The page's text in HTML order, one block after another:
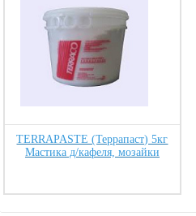
TERRAPASTE (Террапаст) 5кг
Мастика д/кафеля, мозайки